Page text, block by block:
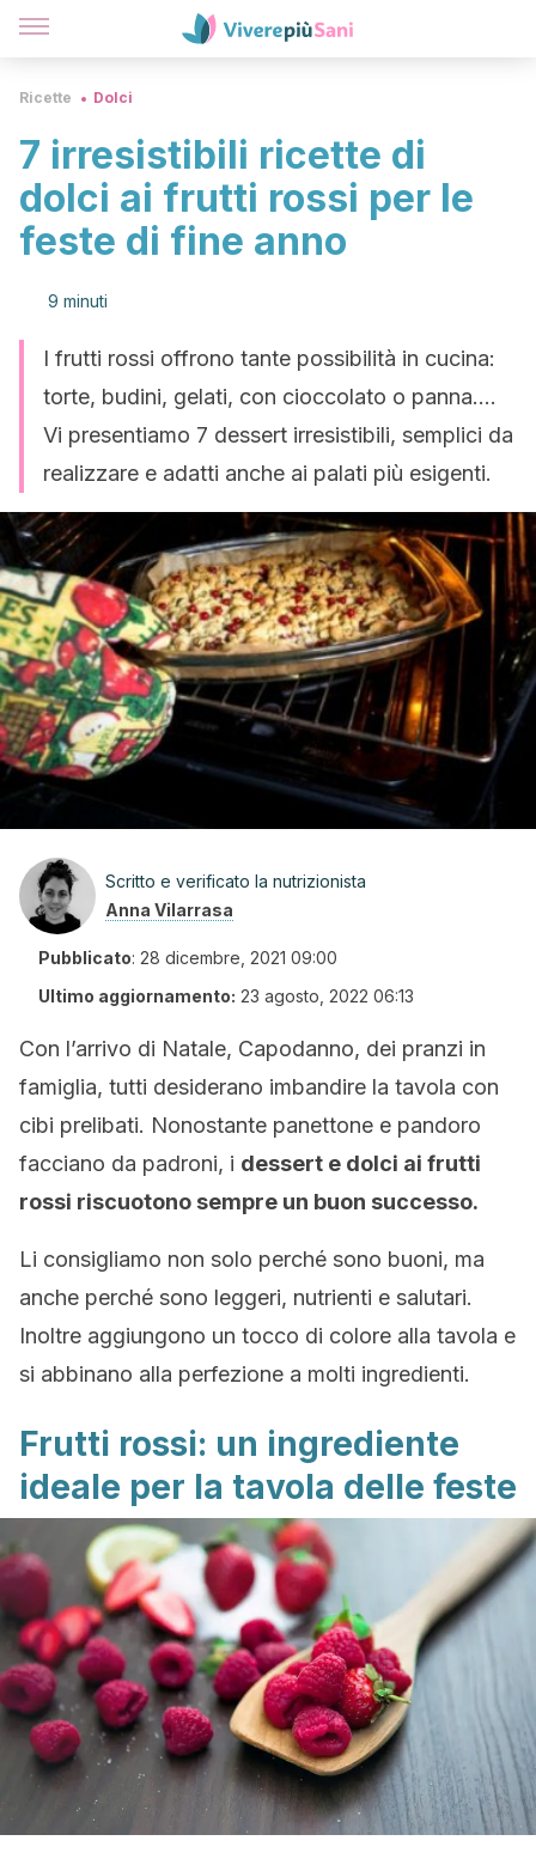
Ricette Dolci
7 irresistibili ricette di
dolci ai frutti rossi per le
feste di fine anno
9 minuti
I frutti rossi offrono tante possibilità in cucina:
torte, budini, gelati, con cioccolato o panna….
Vi presentiamo 7 dessert irresistibili, semplici da
realizzare e adatti anche ai palati più esigenti.
Scritto e verificato la nutrizionista
Anna Vilarrasa
Pubblicato: 28 dicembre, 2021 09:00
Ultimo aggiornamento: 23 agosto, 2022 06:13
Con l’arrivo di Natale, Capodanno, dei pranzi in
famiglia, tutti desiderano imbandire la tavola con
cibi prelibati. Nonostante panettone e pandoro
facciano da padroni, i dessert e dolci ai frutti
rossi riscuotono sempre un buon successo.
Li consigliamo non solo perché sono buoni, ma
anche perché sono leggeri, nutrienti e salutari.
Inoltre aggiungono un tocco di colore alla tavola e
si abbinano alla perfezione a molti ingredienti.
Frutti rossi: un ingrediente
ideale per la tavola delle feste